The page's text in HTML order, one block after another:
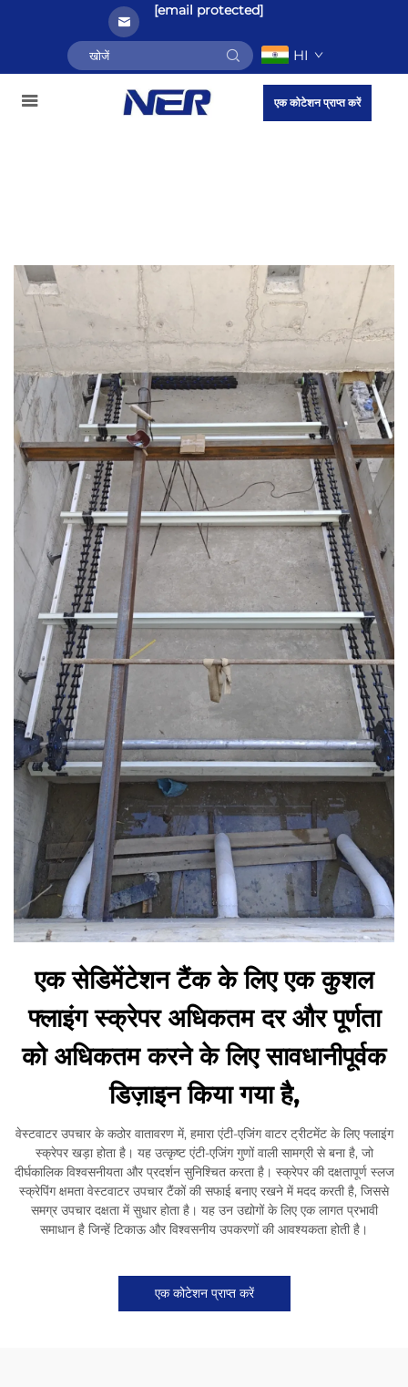
[email protected]
HI
एक कोटेशन प्राप्त करें
एक सेडिमेंटेशन टैंक के लिए एक कुशल
फ्लाइंग स्क्रेपर अधिकतम दर और पूर्णता
को अधिकतम करने के लिए सावधानीपूर्वक
डिज़ाइन किया गया है,
वेस्टवाटर उपचार के कठोर वातावरण में, हमारा एंटी-एजिंग वाटर ट्रीटमेंट के लिए फ्लाइंग
स्क्रेपर खड़ा होता है। यह उत्कृष्ट एंटी-एजिंग गुणों वाली सामग्री से बना है, जो
दीर्घकालिक विश्वसनीयता और प्रदर्शन सुनिश्चित करता है। स्क्रेपर की दक्षतापूर्ण स्लज
स्क्रेपिंग क्षमता वेस्टवाटर उपचार टैंकों की सफाई बनाए रखने में मदद करती है, जिससे
समग्र उपचार दक्षता में सुधार होता है। यह उन उद्योगों के लिए एक लागत प्रभावी
समाधान है जिन्हें टिकाऊ और विश्वसनीय उपकरणों की आवश्यकता होती है।
एक कोटेशन प्राप्त करें